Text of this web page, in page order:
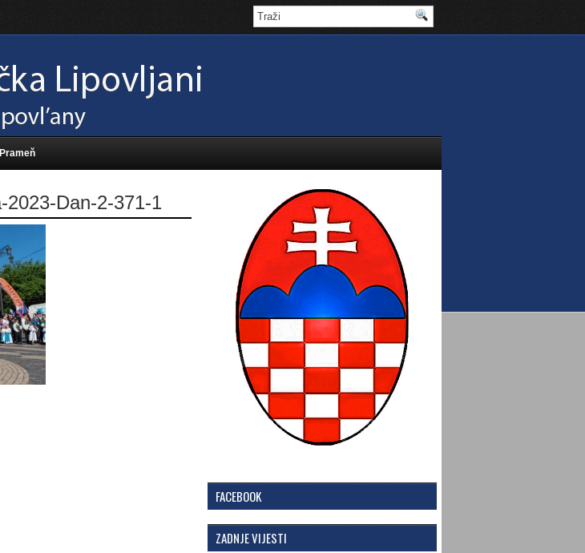
2023-Dan-2-371-1
FACEBOOK
ZADNJE VIJESTI